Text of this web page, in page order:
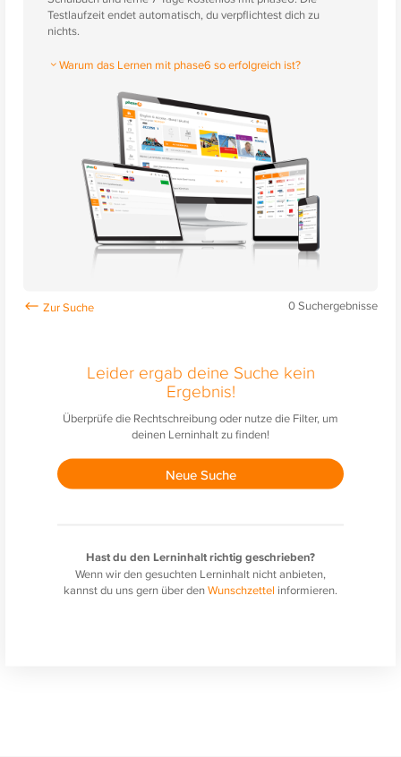
Testlaufzeit endet automatisch, du verpflichtest dich zu
nichts.
Warum das Lernen mit phase6 so erfolgreich ist?
0Suchergebnisse
Leider ergab deine Suche kein
Ergebnis!
Überprüfe die Rechtschreibung oder nutze die Filter, um
deinen Lerninhalt zu finden!
Neue Suche
Hast du den Lerninhalt richtig geschrieben?
Wenn wir den gesuchten Lerninhalt nicht anbieten,
kannst du uns gern über denWunschzettel informieren.